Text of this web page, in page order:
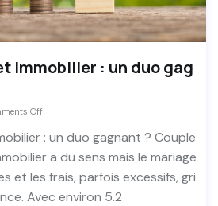
immobilier : un duo gag
Off
: un duo gagnant ? Couple
a du sens mais le mariage
et les frais, parfois excessifs, gri
Avec environ 5.2